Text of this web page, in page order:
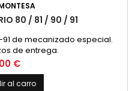
80 / 81 / 90 / 91
de mecanizado especial.
de entrega.
€
al carro